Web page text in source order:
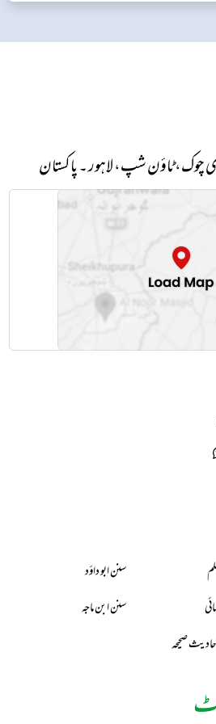
چوک، ٹاؤن شپ، لاہور ۔ پاکستان
سنن ابو داؤد
سنن ابن ماجہ
صحیحہ